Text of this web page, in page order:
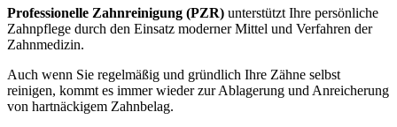
Professionelle Zahnreinigung (PZR) unterstützt Ihre persönliche
Zahnpflege durch den Einsatz moderner Mittel und Verfahren der
Zahnmedizin.
Auch wenn Sie regelmäßig und gründlich Ihre Zähne selbst
reinigen, kommt es immer wieder zur Ablagerung und Anreicherung
von hartnäckigem Zahnbelag.